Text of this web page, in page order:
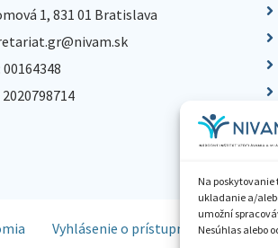
Na poskytovanie
ukladanie a/
umožní
Nesúhlas alebo
1, 831 01 Bratislava
00164348
2020798714
Vyhlásenie o prístupnosti